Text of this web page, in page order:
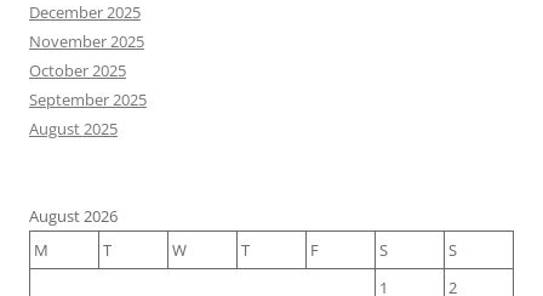
December 2025
November 2025
October 2025
September 2025
August 2025
August 2026
M
T W T F S
S
1
2